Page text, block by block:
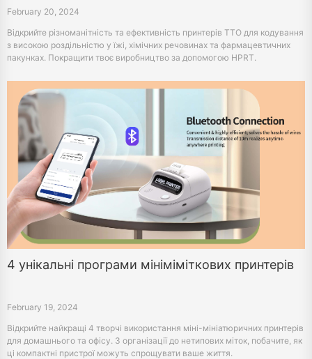
February 20, 2024
Відкрийте різноманітність та ефективність принтерів TTO для кодування
з високою роздільністю у їжі, хімічних речовинах та фармацевтичних
пакунках. Покращити твоє виробництво за допомогою HPRT.
4 унікальні програми мініміміткових принтерів
February 19, 2024
Відкрийте найкращі 4 творчі використання міні-мініатюричних принтерів
для домашнього та офісу. З організації до нетипових міток, побачите, як
ці компактні пристрої можуть спрощувати ваше життя.